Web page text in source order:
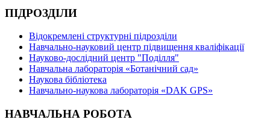
ПІДРОЗДІЛИ
Відокремлені структурні підрозділи
Навчально-науковий центр підвищення кваліфікації
Науково-дослідний центр "Поділля"
Навчальна лабораторія «Ботанічний сад»
Наукова бібліотека
Навчально-наукова лабораторія «DAK GPS»
НАВЧАЛЬНА РОБОТА